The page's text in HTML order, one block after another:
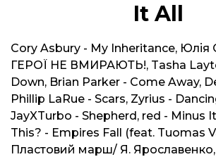
It All
Cory Asbury - My Inheritance, Юлія
ГЕРОЇ НЕ ВМИРАЮТЬ!, Tasha
Down, Brian Parker - Come Away,
Phillip LaRue - Scars, Zyrius -
JayXTurbo - Shepherd, red - Minus
This? - Empires Fall (feat. Tuomas
Пластовий марш/ Я.